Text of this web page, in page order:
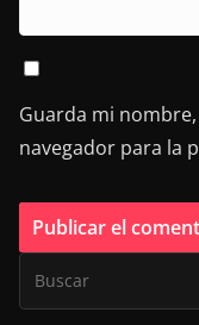
Guarda mi
navegador para la